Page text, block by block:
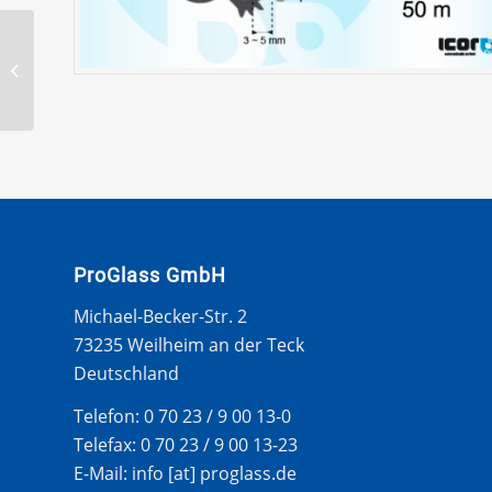
ProGlass GmbH
Michael-Becker-Str. 2
73235 Weilheim an der Teck
Deutschland
Telefon: 0 70 23 / 9 00 13-0
Telefax: 0 70 23 / 9 00 13-23
E-Mail: info [at] proglass.de
BAGGERPROFIL 6mm /
2,6-3,2mm – 30 METER